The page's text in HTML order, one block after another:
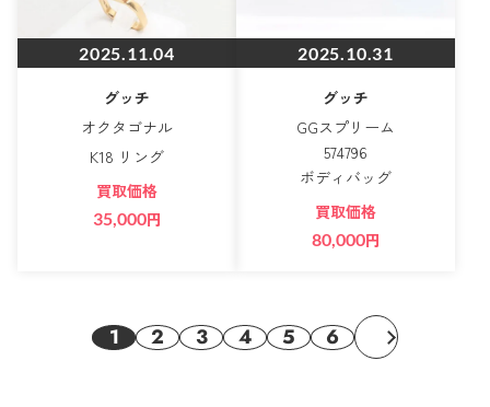
2025.11.04
グッチ
オクタゴナル
K18 リング
買取価格
35,000円
2025.10.31
グッチ
GGスプリーム
574796
ボディバッグ
買取価格
80,000円
1 2 3 4 5 6